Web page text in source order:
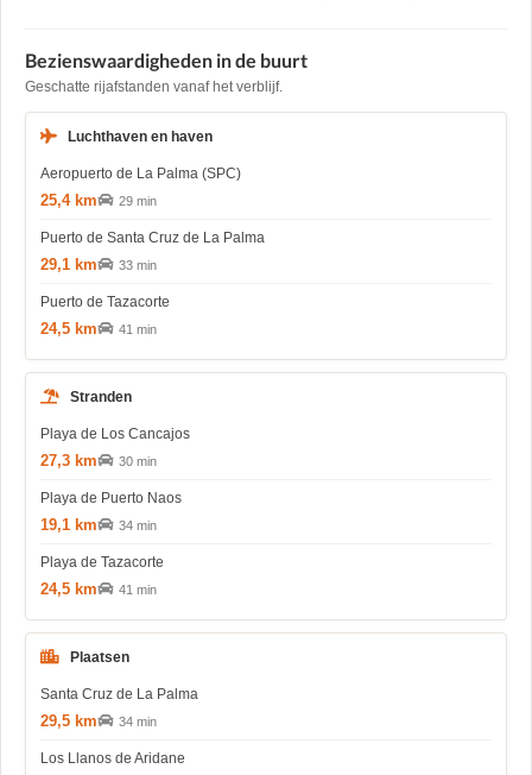
Bezienswaardigheden in de buurt
Geschatte rijafstanden vanaf het verblijf.
Luchthaven en haven
Aeropuerto de La Palma (SPC)
25,4 km 29 min
Puerto de Santa Cruz de La Palma
29,1 km 33 min
Puerto de Tazacorte
24,5 km 41 min
Stranden
Playa de Los Cancajos
27,3 km 30 min
Playa de Puerto Naos
19,1 km 34 min
Playa de Tazacorte
24,5 km 41 min
Plaatsen
Santa Cruz de La Palma
29,5 km 34 min
Los Llanos de Aridane